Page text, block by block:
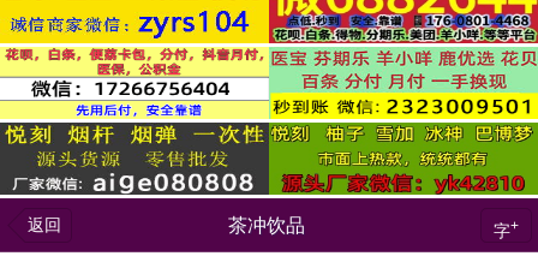
返回 茶冲饮品 字+